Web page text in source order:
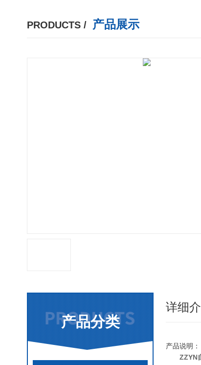
PRODUCTS / 产品展示
产品分类
详细
产品说明：
ZZYN